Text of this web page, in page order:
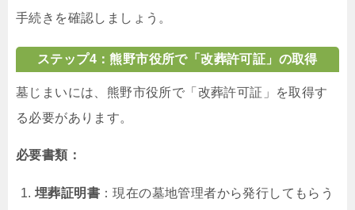
手続きを確認しましょう。
ステップ4：熊野市役所で「改葬許可証」の取得
墓じまいには、熊野市役所で「改葬許可証」を取得す
る必要があります。
必要書類：
埋葬証明書 ：現在の墓地管理者から発行してもらう